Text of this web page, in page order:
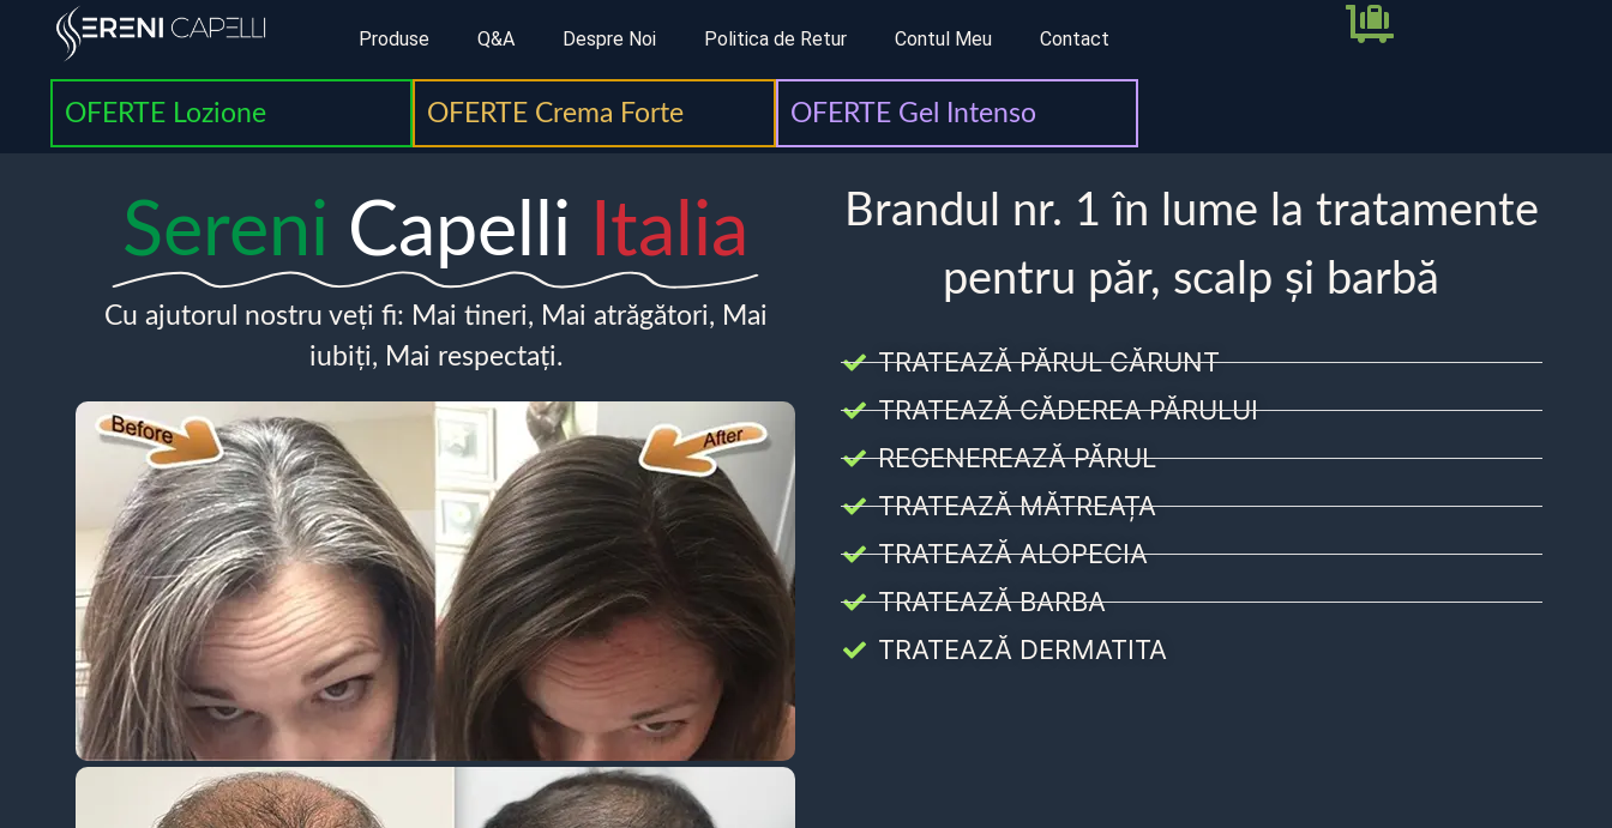
Produse Q&A Despre Noi Politica de Retur Contul Meu Contact
OFERTE Lozione OFERTE Crema Forte OFERTE Gel Intenso
Sereni Capelli Italia
Cu ajutorul nostru veți fi: Mai tineri, Mai atrăgători, Mai
iubiți, Mai respectați.
Brandul nr. 1 în lume la tratamente
pentru păr, scalp și barbă
TRATEAZĂ PĂRUL CĂRUNT
TRATEAZĂ CĂDEREA PĂRULUI
REGENEREAZĂ PĂRUL
TRATEAZĂ MĂTREAȚA
TRATEAZĂ ALOPECIA
TRATEAZĂ BARBA
TRATEAZĂ DERMATITA